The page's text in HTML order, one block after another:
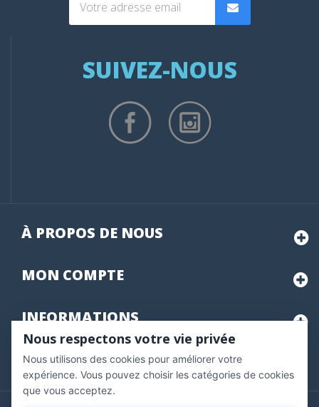
SUIVEZ-NOUS
À PROPOS DE NOUS
MON COMPTE
INFORMATIONS
Marchand approuvé par la Société des Avis Garantis,
pour vérifier .
Nous respectons votre vie privée
Nous utilisons des cookies pour améliorer votre
expérience. Vous pouvez choisir les catégories de cookies
que vous acceptez.